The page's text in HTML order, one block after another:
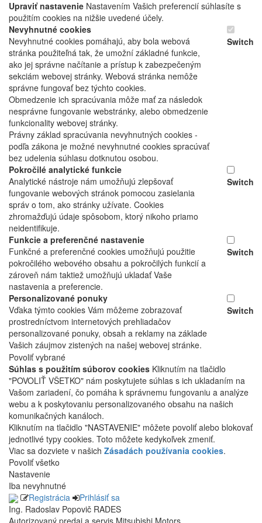
Upraviť nastavenie Nastavením Vašich preferencií súhlasíte s
použitím cookies na nižšie uvedené účely.
Nevyhnutné cookies
Nevyhnutné cookies pomáhajú, aby bola webová
stránka použiteľná tak, že umožní základné funkcie,
ako jej správne načítanie a prístup k zabezpečeným
sekciám webovej stránky. Webová stránka nemôže
správne fungovať bez týchto cookies.
Obmedzenie ich spracúvania môže mať za následok
nesprávne fungovanie webstránky, alebo obmedzenie
funkcionality webovej stránky.
Právny základ spracúvania nevyhnutných cookies -
podľa zákona je možné nevyhnutné cookies spracúvať
bez udelenia súhlasu dotknutou osobou.
Switch
Pokročilé analytické funkcie
Analytické nástroje nám umožňujú zlepšovať
fungovanie webových stránok pomocou zasielania
správ o tom, ako stránky užívate. Cookies
zhromažďujú údaje spôsobom, ktorý nikoho priamo
neidentifikuje.
Switch
Funkcie a preferenčné nastavenie
Funkčné a preferenčné cookies umožňujú použitie
pokročilého webového obsahu a pokročilých funkcií a
zároveň nám taktiež umožňujú ukladať Vaše
nastavenia a preferencie.
Switch
Personalizované ponuky
Vďaka týmto cookies Vám môžeme zobrazovať
prostredníctvom internetových prehliadačov
personalizované ponuky, obsah a reklamy na základe
Vašich záujmov zistených na našej webovej stránke.
Switch
Povoliť vybrané
Súhlas s použitím súborov cookies Kliknutím na tlačidlo
"POVOLIŤ VŠETKO" nám poskytujete súhlas s ich ukladaním na
Vašom zariadení, čo pomáha k správnemu fungovaniu a analýze
webu a k poskytovaniu personalizovaného obsahu na našich
komunikačných kanáloch.
Kliknutím na tlačidlo "NASTAVENIE" môžete povoliť alebo blokovať
jednotlivé typy cookies. Toto môžete kedykoľvek zmeniť.
Viac sa dozviete v našich Zásadách používania cookies.
Povoliť všetko
Nastavenie
Iba nevyhnutné
Registrácia
Prihlásiť sa
Ing. Radoslav Popovič RADES